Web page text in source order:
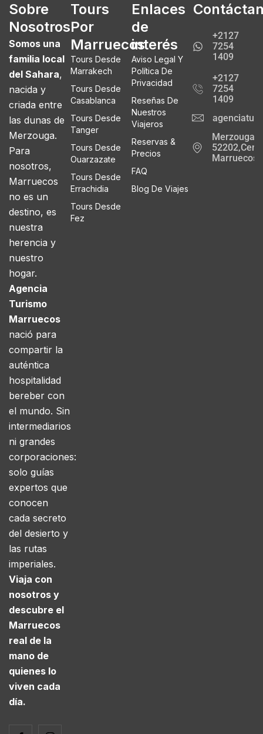
Sobre
Nosotros
Somos una
familia local
del Sahara,
nacida y
criada entre
las dunas de
Merzouga.
Para
nosotros,
Marruecos
no es un
destino, es
nuestra
herencia y
nuestro
hogar.
Agencia
Turismo
Marruecos
nació para
compartir la
auténtica
hospitalidad
bereber con
el mundo. Sin
intermediarios
ni grandes
corporaciones:
solo guías
expertos que
conocen
cada secreto
del desierto y
las rutas
imperiales.
Viaja con
nosotros y
descubre el
Marruecos
real de la
mano de
quienes lo
viven cada
día.
Tours
Por
Marruecos
Tours Desde
Marrakech
Tours Desde
Casablanca
Tours Desde
Tanger
Tours Desde
Ouarzazate
Tours Desde
Errachidia
Tours Desde
Fez
Enlaces
de
interés
Aviso Legal Y
Política De
Privacidad
Reseñas De
Nuestros
Viajeros
Reservas &
Precios
FAQ
Blog De Viajes
+2127
7254
1409
+2127
7254
1409
Merzouga
Marruecos